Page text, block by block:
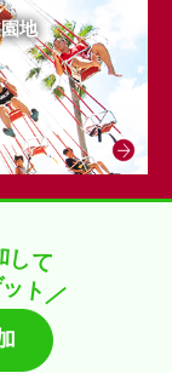
地
して
ッ ト ／